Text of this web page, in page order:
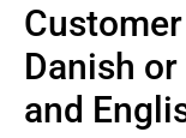
Danish
and